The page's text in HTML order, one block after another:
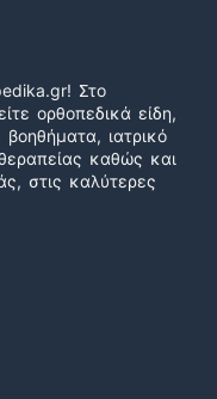
Στο
ορθοπεδικά είδη,
βοηθήματα, ιατρικό
καθώς και
στις καλύτερες